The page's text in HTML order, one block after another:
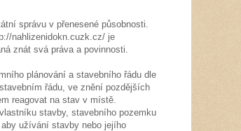
správu v přenesené působnosti.
nahlizenidokn.cuzk.cz/ je
znát svá práva a povinnosti.
plánování a stavebního řádu dle
řádu, ve znění pozdějších
reagovat na stav v místě.
stavby, stavebního pozemku
užívání stavby nebo jejího